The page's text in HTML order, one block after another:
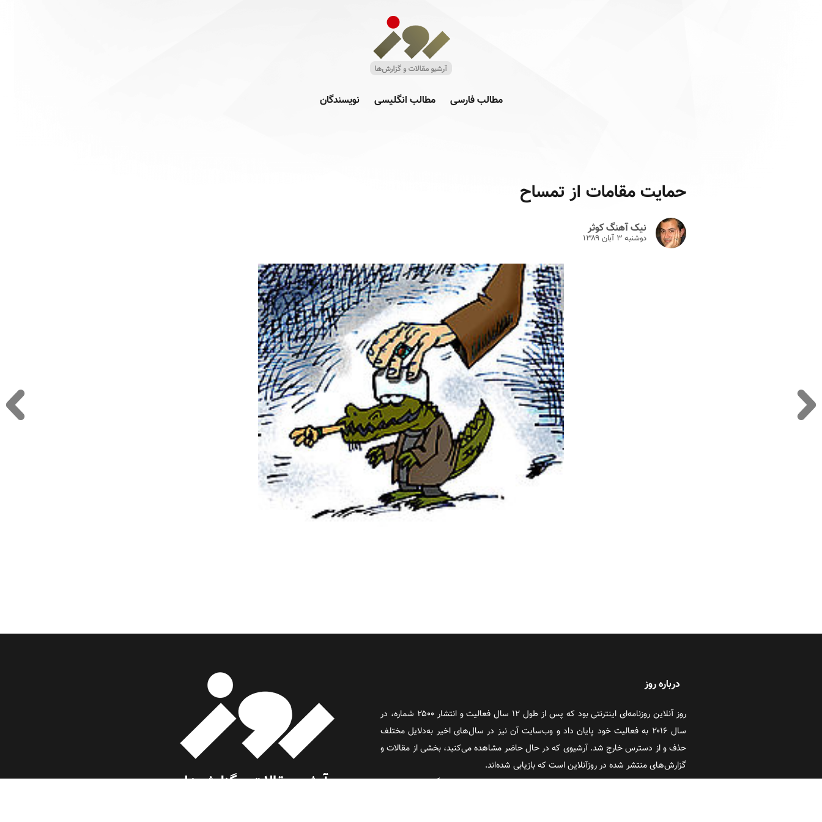
مطالب فارسی مطالب انگلیسی نویسندگان
حمایت مقامات از تمساح
نیک آهنگ کوثر
دوشنبه ۳ آبان ۱۳۸۹
درباره روز
روز آنلاین روزنامه‌ای اینترنتی بود که پس از طول ۱۲ سال فعالیت و انتشار ۲۵۰۰ شماره، در
سال ۲۰۱۶ به فعالیت خود پایان داد و وب‌سایت آن نیز در سال‌های اخیر به‌دلایل مختلف
حذف و از دسترس خارج شد. آرشیوی که در حال حاضر مشاهده می‌کنید، بخشی از مقالات و
گزارش‌های منتشر شده در روزآنلاین است که بازیابی شده‌اند.
کلیه حقوق معنوی مطالب بازنشر شده در این مجموعه، متعلق به نویسندگان وب‌سایت روز